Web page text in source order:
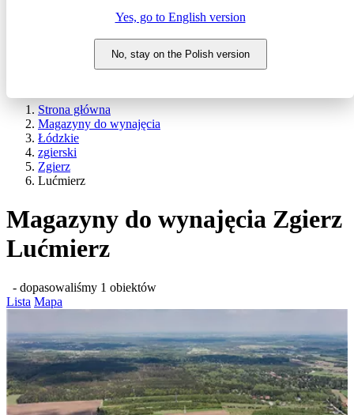
Yes, go to English version
No, stay on the Polish version
Strona główna
Magazyny do wynajęcia
Łódzkie
zgierski
Zgierz
Lućmierz
Magazyny do wynajęcia Zgierz
Lućmierz
- dopasowaliśmy 1 obiektów
Lista Mapa